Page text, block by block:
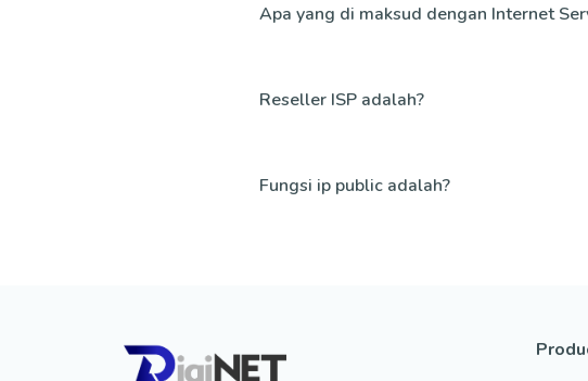
Apa yang di maksud dengan Internet
Reseller ISP adalah?
Fungsi ip public adalah?